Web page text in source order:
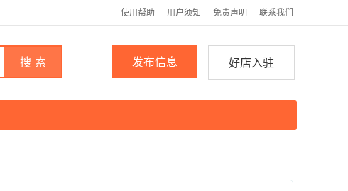
使用帮助 用户须知 免责声明 联系我们
搜 索 好店入驻
发布信息